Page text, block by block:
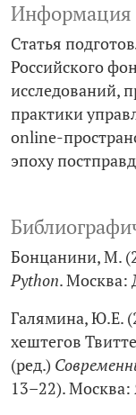
Информация
Статья
Российского
исследований,
практики
online-
эпоху
Бонцанини, М.
Python. Москва:
Галямина, Ю.Е.
хештегов
(ред.)
13–22). Москва: